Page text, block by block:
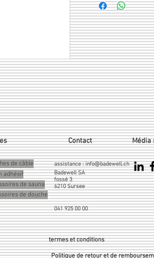
% WIR möglich
Média
de câble
adhésif
de sauna
de douche
Contact
assistance :info@badewell.ch
Badewell SA
fossé 3
6210 Sursee
041 925 00 00
termes et conditions
Politique de retour et de